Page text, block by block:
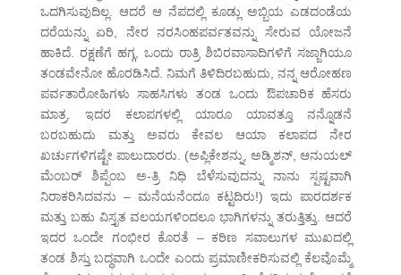
ಒದಗಿಸುವುದಿಲ್ಲ. ಆದರೆ ಆ ನೆಪದಲ್ಲಿ ಕೂಡ್ಲು ಅಬ್ಬಿಯ ಎಡದಂಡೆಯ
ದರೆಯನ್ನು ಏರಿ, ನೇರ ನರಸಿಂಹಪರ್ವತವನ್ನು ಸೇರುವ ಯೋಜನೆ
ಹಾಕಿದೆ. ರಕ್ಷಣೆಗೆ ಹಗ್ಗ, ಒಂದು ರಾತ್ರಿ ಶಿಬಿರವಾಸಾದಿಗಳಿಗೆ ಸಜ್ಜಾಗಿಯೂ
ತಂಡವೇನೋ ಹೊರಡಿಸಿದೆ. ನಿಮಗೆ ತಿಳಿದಿರಬಹುದು, ನನ್ನ ಆರೋಹಣ
ಪರ್ವತಾರೋಹಿಗಳು ಸಾಹಸಿಗಳು ತಂಡ ಒಂದು ಔಪಚಾರಿಕ ಹೆಸರು
ಮಾತ್ರ. ಇದರ ಕಲಾಪಗಳಲ್ಲಿ ಯಾರೂ ಯಾವತ್ತೂ ನನ್ನೊಡನೆ
ಬರಬಹುದು ಮತ್ತು ಅವರು ಕೇವಲ ಆಯಾ ಕಲಾಪದ ನೇರ
ಖರ್ಚುಗಳಿಗಷ್ಟೇ ಪಾಲುದಾರರು. (ಅಪ್ಲಿಕೇಶನ್ನು, ಅಡ್ಮಿಶನ್, ಆನುಯಲ್
ಮೆಂಬರ್ ಶಿಪ್ಪೆಂಬ ಅ-ತ್ರಿ ನಿಧಿ ಬೆಳೆಸುವುದನ್ನು ನಾನು ಸ್ಪಷ್ಟವಾಗಿ
ನಿರಾಕರಿಸಿದವನು – ಮನೆಯನೆಂದೂ ಕಟ್ಟದಿರು!) ಇದು ಪಾರದರ್ಶಕ
ಮತ್ತು ಬಹು ವಿಸ್ತೃತ ವಲಯಗಳಿಂದಲೂ ಭಾಗಿಗಳನ್ನು ತರುತ್ತಿತ್ತು. ಆದರೆ
ಇದರ ಒಂದೇ ಗಂಭೀರ ಕೊರತೆ – ಕಠಿಣ ಸವಾಲುಗಳ ಮುಖದಲ್ಲಿ
ತಂಡ ಶಿಸ್ತು ಬದ್ಧವಾಗಿ ಒಂದೇ ಎಂದು ಪ್ರಮಾಣೀಕರಿಸುವಲ್ಲಿ ಕೆಲವೊಮ್ಮೆ